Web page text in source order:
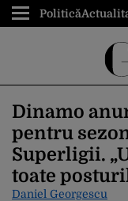
Politică
Dinamo
pentru
Superligii.
toate
Daniel Georgescu